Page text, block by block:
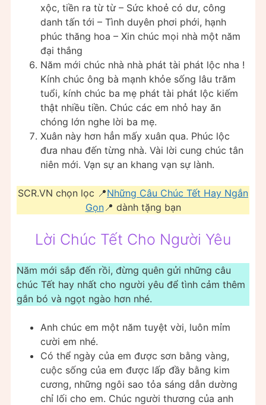
xộc, tiền ra từ từ – Sức khoẻ có dư, công
danh tấn tới – Tình duyên phơi phới, hạnh
phúc thăng hoa – Xin chúc mọi nhà một năm
đại thắng
Năm mới chúc nhà nhà phát tài phát lộc nha !
Kính chúc ông bà mạnh khỏe sống lâu trăm
tuổi, kính chúc ba mẹ phát tài phát lộc kiếm
thật nhiều tiền. Chúc các em nhỏ hay ăn
chóng lớn nghe lời ba mẹ.
Xuân này hơn hẳn mấy xuân qua. Phúc lộc
đưa nhau đến từng nhà. Vài lời cung chúc tân
niên mới. Vạn sự an khang vạn sự lành.
SCR.VN chọn lọc 📍Những Câu Chúc Tết Hay Ngắn
Gọn📍 dành tặng bạn
Lời Chúc Tết Cho Người Yêu
Năm mới sắp đến rồi, đừng quên gửi những câu
chúc Tết hay nhất cho người yêu để tình cảm thêm
gắn bó và ngọt ngào hơn nhé.
Anh chúc em một năm tuyệt vời, luôn mỉm
cười em nhé.
Có thể ngày của em được sơn bằng vàng,
cuộc sống của em được lấp đầy bằng kim
cương, những ngôi sao tỏa sáng dẫn dường
chỉ lối cho em. Chúc người thương của anh